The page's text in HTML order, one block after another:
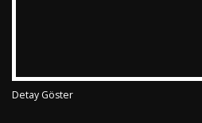
Detay Göster